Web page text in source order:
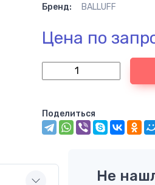
Бренд:
BALLUFF
Цена по
Поделиться
Не